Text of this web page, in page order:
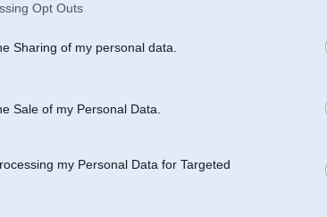
Opt Outs
Sharing of my personal data.
Sale of my Personal Data.
my Personal Data for Targeted